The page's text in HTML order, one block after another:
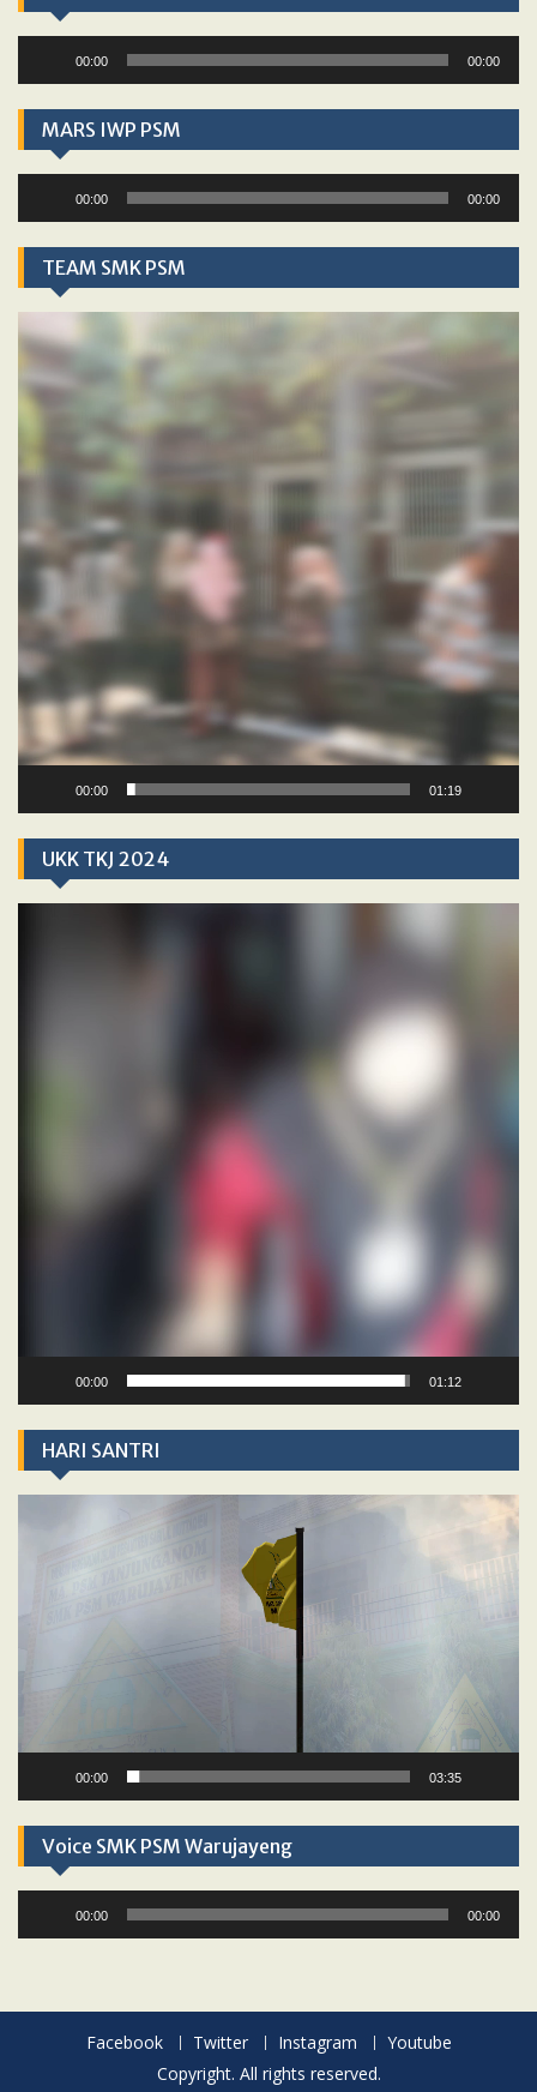
00:00 00:00
MARS IWP PSM
00:00 00:00
TEAM SMK PSM
Player
00:00 01:19
UKK TKJ 2024
00:00 01:12
HARI SANTRI
00:00 03:35
Voice SMK PSM Warujayeng
00:00 00:00
Facebook Twitter Instagram
Youtube
Copyright. All rights reserved.